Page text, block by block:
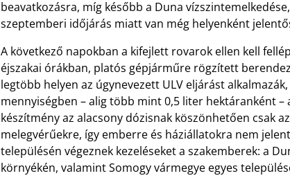
beavatkozásra, míg később a Duna
szeptemberi időjárás miatt van még helyenként
A következő napokban a kifejlett rovarok ellen kell
éjszakai órákban, platós gépjárműre rögzített
legtöbb helyen az úgynevezett ULV eljárást
mennyiségben – alig több mint 0,5 liter hektáranként
készítmény az alacsony dózisnak köszönhetően csak
melegvérűekre, így emberre és háziállatokra nem
településén végeznek kezeléseket a szakemberek: a
környékén, valamint Somogy vármegye egyes